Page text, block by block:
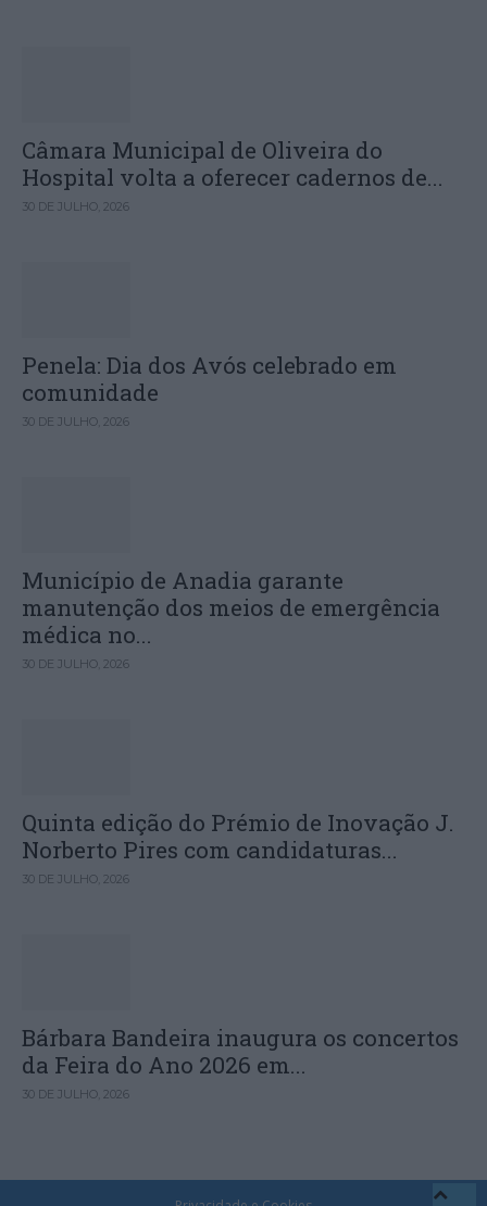
Câmara Municipal de Oliveira do
Hospital volta a oferecer cadernos de...
30 DE JULHO, 2026
Penela: Dia dos Avós celebrado em
comunidade
30 DE JULHO, 2026
Município de Anadia garante
manutenção dos meios de emergência
médica no...
30 DE JULHO, 2026
Quinta edição do Prémio de Inovação J.
Norberto Pires com candidaturas...
30 DE JULHO, 2026
Bárbara Bandeira inaugura os concertos
da Feira do Ano 2026 em...
30 DE JULHO, 2026